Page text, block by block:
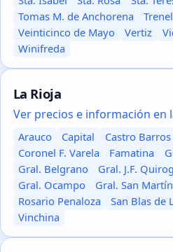
Tomas M. de Anchorena
Trenel
Veinticinco de Mayo
Vertiz
Winifreda
La Rioja
Ver precios e información en
Arauco Capital Castro Barros
Coronel F. Varela
Famatina
Gral. Belgrano
Gral. J.F.
Gral. Ocampo
Gral. San Martín
Rosario Penaloza
San Blas de
Vinchina